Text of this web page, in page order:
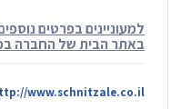
למעוניינים בפרטים
באתר הבית של החברה
www.schnitzale.co.il/